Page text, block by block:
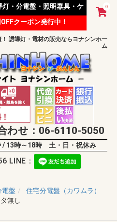
0
・分電盤・照明器具・ケ
り扱っています。
クーポン発行中！
誘導灯・電材の販売ならヨナシンホー
ム
わせ：06-6110-5050
/ 13時～18時 土・日・祝休み
LINE：
電盤
住宅分電盤（カワムラ）
無し